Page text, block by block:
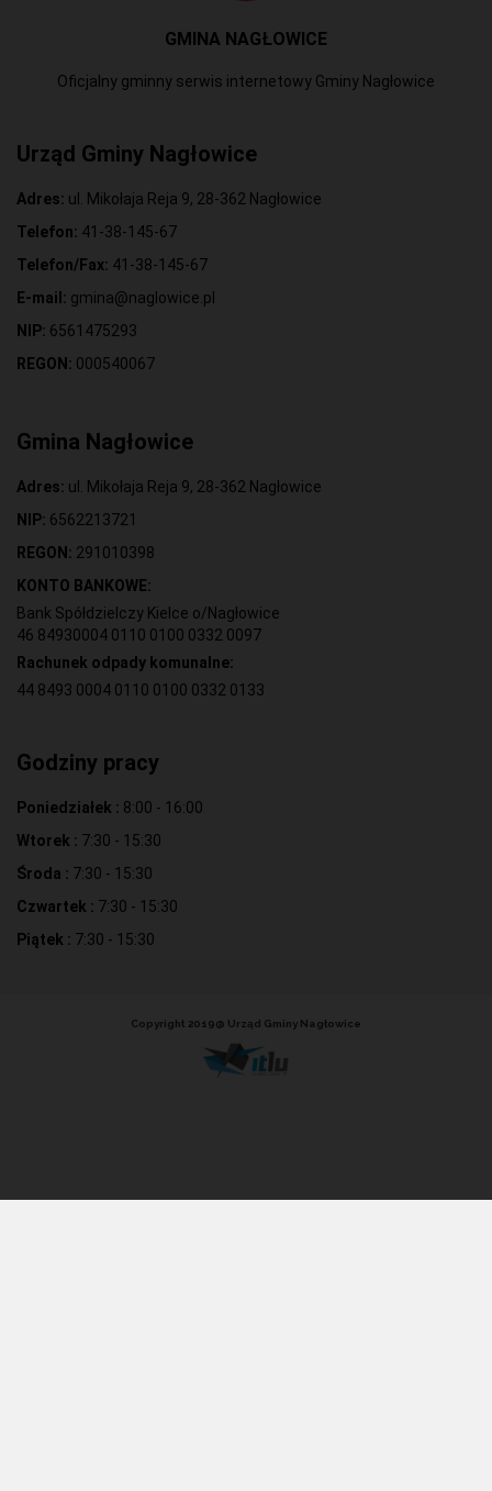
GMINA NAGŁOWICE
Oficjalny gminny serwis internetowy Gminy Nagłowice
Urząd Gminy Nagłowice
Adres: ul. Mikołaja Reja 9, 28-362 Nagłowice
Telefon: 41-38-145-67
Telefon/Fax: 41-38-145-67
E-mail: gmina@naglowice.pl
NIP: 6561475293
REGON: 000540067
Gmina Nagłowice
Adres: ul. Mikołaja Reja 9, 28-362 Nagłowice
NIP: 6562213721
REGON: 291010398
KONTO BANKOWE:
Bank Spółdzielczy Kielce o/Nagłowice
46 84930004 0110 0100 0332 0097
Rachunek odpady komunalne:
44 8493 0004 0110 0100 0332 0133
Godziny pracy
Poniedziałek : 8:00 - 16:00
Wtorek : 7:30 - 15:30
Środa : 7:30 - 15:30
Czwartek : 7:30 - 15:30
Piątek : 7:30 - 15:30
Copyright 2019@ Urząd Gminy Nagłowice